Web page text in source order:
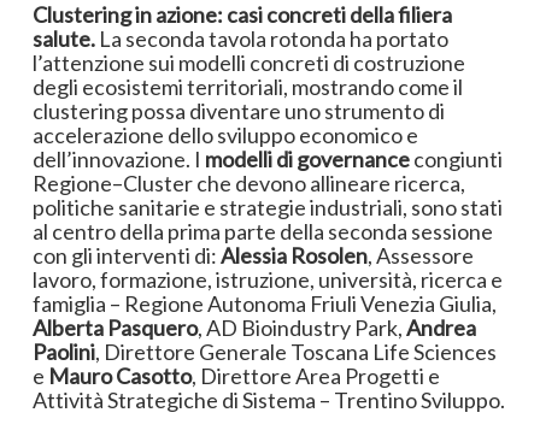
Clustering in azione: casi concreti della filiera
salute. La seconda tavola rotonda ha portato
l’attenzione sui modelli concreti di costruzione
degli ecosistemi territoriali, mostrando come il
clustering possa diventare uno strumento di
accelerazione dello sviluppo economico e
dell’innovazione. I modelli di governancecongiunti
Regione–Cluster che devono allineare ricerca,
politiche sanitarie e strategie industriali, sono stati
al centro della prima parte della seconda sessione
con gli interventi di:Alessia Rosolen, Assessore
lavoro, formazione, istruzione, università, ricerca e
famiglia – Regione Autonoma Friuli Venezia Giulia,
Alberta Pasquero, AD Bioindustry Park,Andrea
Paolini, Direttore Generale Toscana Life Sciences
e Mauro Casotto, Direttore Area Progetti e
Attività Strategiche di Sistema – Trentino Sviluppo.